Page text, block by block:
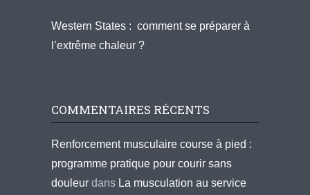
Western States : comment se préparer à
l’extrême chaleur ?
COMMENTAIRES RÉCENTS
Renforcement musculaire course à pied :
programme pratique pour courir sans
douleur dans La musculation au service